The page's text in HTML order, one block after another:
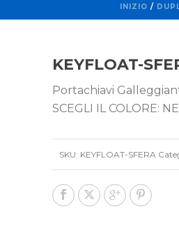
INIZIO /
KEYFLOAT-
Portachiavi
SCEGLI IL COLORE:
SKU: KEYFLOAT-SFERA